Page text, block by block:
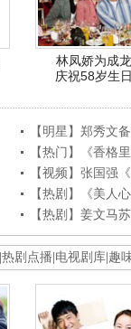
林凤娇为成龙
庆祝58岁生
【明星】郑秀文
【热门】《香格
【视频】张国强
【热剧】《美人
【热剧】姜文马
热剧点播 电视剧库 趣